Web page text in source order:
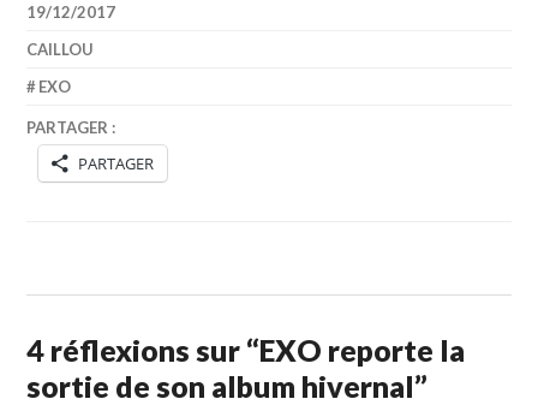
19/12/2017
CAILLOU
EXO
PARTAGER :
PARTAGER
4 réflexions sur “EXO reporte la
sortie de son album hivernal”